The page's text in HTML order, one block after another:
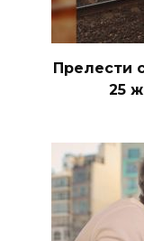
Прелести
25